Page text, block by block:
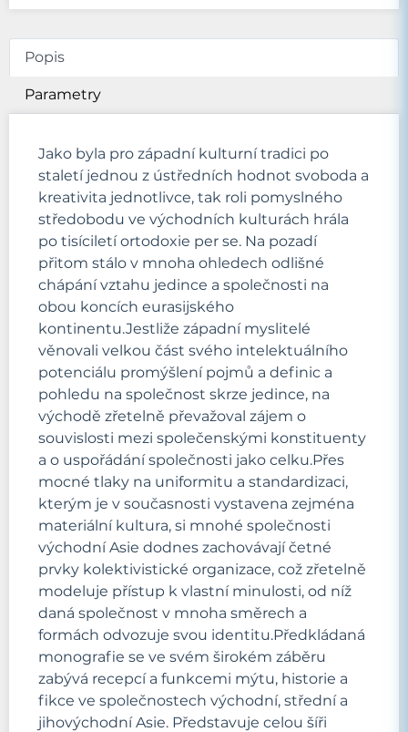
Popis
Parametry
Jako byla pro západní kulturní tradici po
staletí jednou z ústředních hodnot svoboda a
kreativita jednotlivce, tak roli pomyslného
středobodu ve východních kulturách hrála
po tisíciletí ortodoxie per se. Na pozadí
přitom stálo v mnoha ohledech odlišné
chápání vztahu jedince a společnosti na
obou koncích eurasijského
kontinentu.Jestliže západní myslitelé
věnovali velkou část svého intelektuálního
potenciálu promýšlení pojmů a definic a
pohledu na společnost skrze jedince, na
východě zřetelně převažoval zájem o
souvislosti mezi společenskými konstituenty
a o uspořádání společnosti jako celku.Přes
mocné tlaky na uniformitu a standardizaci,
kterým je v současnosti vystavena zejména
materiální kultura, si mnohé společnosti
východní Asie dodnes zachovávají četné
prvky kolektivistické organizace, což zřetelně
modeluje přístup k vlastní minulosti, od níž
daná společnost v mnoha směrech a
formách odvozuje svou identitu.Předkládaná
monografie se ve svém širokém záběru
zabývá recepcí a funkcemi mýtu, historie a
fikce ve společnostech východní, střední a
jihovýchodní Asie. Představuje celou šíři